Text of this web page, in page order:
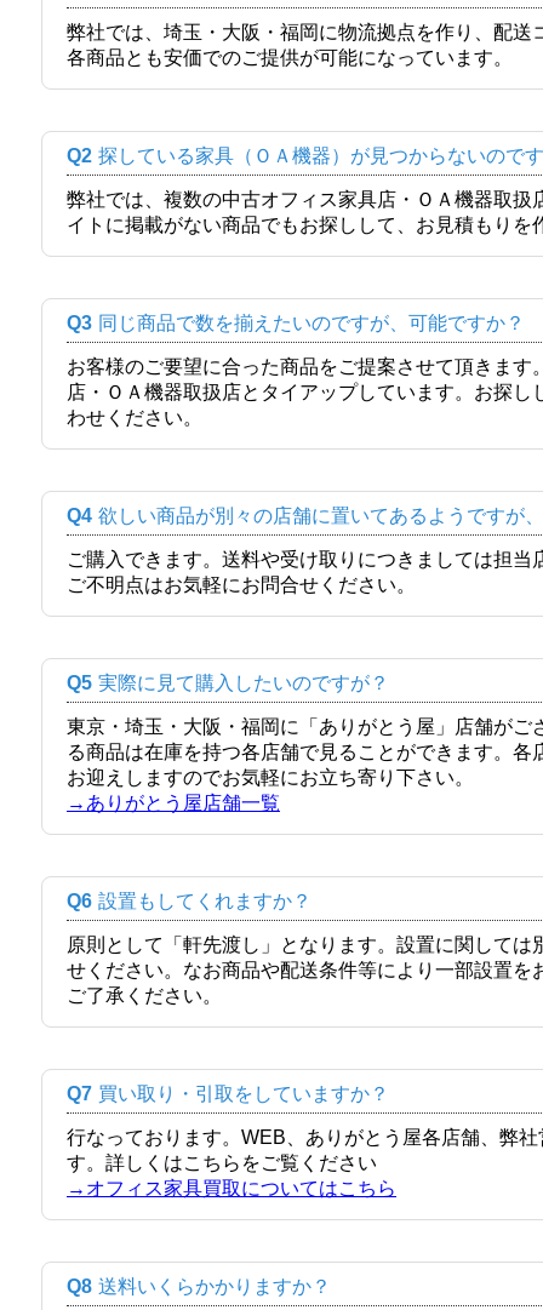
弊社では、埼玉・大阪・福岡に物流拠点を作り、配
各商品とも安価でのご提供が可能になっています。
Q2 探している家具（ＯＡ機器）が見つからないので
弊社では、複数の中古オフィス家具店・ＯＡ機器取
イトに掲載がない商品でもお探しして、お見積もりを
Q3 同じ商品で数を揃えたいのですが、可能ですか？
お客様のご要望に合った商品をご提案させて頂きま
店・ＯＡ機器取扱店とタイアップしています。お探
わせください。
Q4 欲しい商品が別々の店舗に置いてあるようですが
ご購入できます。送料や受け取りにつきましては担
ご不明点はお気軽にお問合せください。
Q5 実際に見て購入したいのですが？
東京・埼玉・大阪・福岡に「ありがとう屋」店舗が
る商品は在庫を持つ各店舗で見ることができます。
お迎えしますのでお気軽にお立ち寄り下さい。
→ありがとう屋店舗一覧
Q6 設置もしてくれますか？
原則として「軒先渡し」となります。設置に関して
せください。なお商品や配送条件等により一部設置
ご了承ください。
Q7 買い取り・引取をしていますか？
行なっております。WEB、ありがとう屋各店舗、弊
す。詳しくはこちらをご覧ください
→オフィス家具買取についてはこちら
Q8 送料いくらかかりますか？